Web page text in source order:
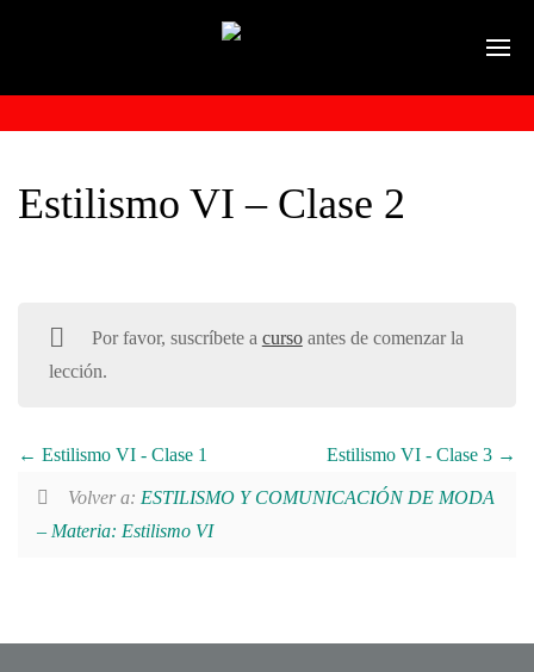
Estilismo VI – Clase 2
Por favor, suscríbete a cursoantes de comenzar la
lección.
Estilismo VI - Clase 1 Estilismo VI - Clase 3
Volver a: ESTILISMO Y COMUNICACIÓN DE MODA
– Materia: Estilismo VI